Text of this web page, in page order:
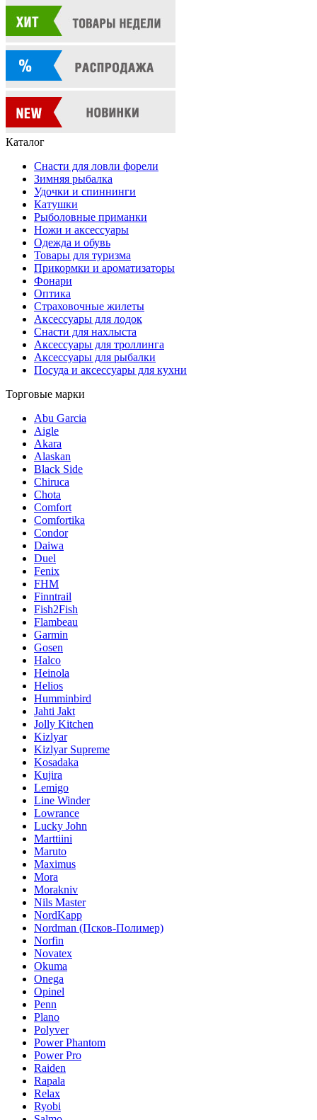
Каталог
Снасти для ловли форели
Зимняя рыбалка
Удочки и спиннинги
Катушки
Рыболовные приманки
Ножи и аксессуары
Одежда и обувь
Товары для туризма
Прикормки и ароматизаторы
Фонари
Оптика
Страховочные жилеты
Аксессуары для лодок
Снасти для нахлыста
Аксессуары для троллинга
Аксессуары для рыбалки
Посуда и аксессуары для кухни
Торговые марки
Abu Garcia
Aigle
Akara
Alaskan
Black Side
Chiruca
Chota
Comfort
Comfortika
Condor
Daiwa
Duel
Fenix
FHM
Finntrail
Fish2Fish
Flambeau
Garmin
Gosen
Halco
Heinola
Helios
Humminbird
Jahti Jakt
Jolly Kitchen
Kizlyar
Kizlyar Supreme
Kosadaka
Kujira
Lemigo
Line Winder
Lowrance
Lucky John
Marttiini
Maruto
Maximus
Mora
Morakniv
Nils Master
NordKapp
Nordman (Псков-Полимер)
Norfin
Novatex
Okuma
Onega
Opinel
Penn
Plano
Polyver
Power Phantom
Power Pro
Raiden
Rapala
Relax
Ryobi